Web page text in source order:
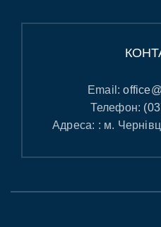
Email:
Телефон:
Адреса: : м.